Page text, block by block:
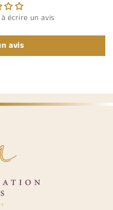
écrire un avis
avis